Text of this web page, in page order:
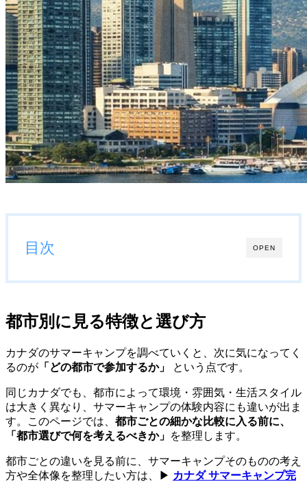
OPEN
目次
都市別に見る特徴と選び方
カナダのサマーキャンプを調べていくと、次に気になってく
るのが 「どの都市で参加するか」 という点です。
同じカナダでも、都市によって環境・雰囲気・生活スタイル
は大きく異なり、サマーキャンプの体験内容にも違いが出ま
す。このページでは、 都市ごとの細かな比較に入る前に、
「都市選びで何を考えるべきか」 を整理します。
都市ごとの違いを見る前に、サマーキャンプそのものの考え
方や全体像を整理したい方は、▶ カナダ サマーキャンプ完